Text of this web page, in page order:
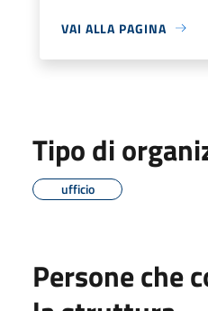
VAI ALLA PAGINA
Tipo di
ufficio
Persone che